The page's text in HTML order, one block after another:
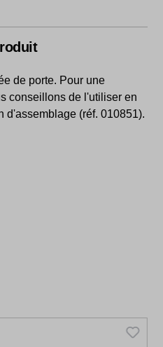
de porte. Pour une
conseillons de l'utiliser en
d'assemblage (réf. 010851).